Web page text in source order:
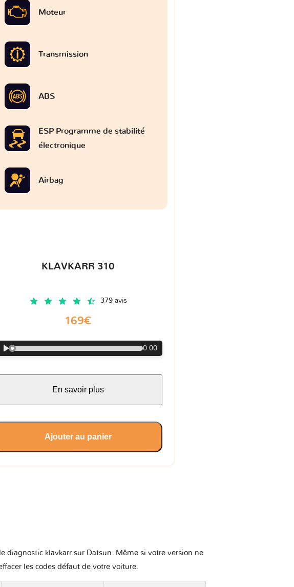
Moteur
Transmission
ABS
ESP Programme de stabilité
électronique
Airbag
KLAVKARR 310
379 avis
169€
0:00
En savoir plus
Ajouter au panier
diagnostic klavkarr sur Datsun. Même si votre version ne
les codes défaut de votre voiture.